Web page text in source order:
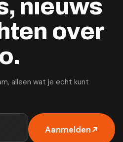
nieuws
over
alleen wat je echt kunt
Aanmelden